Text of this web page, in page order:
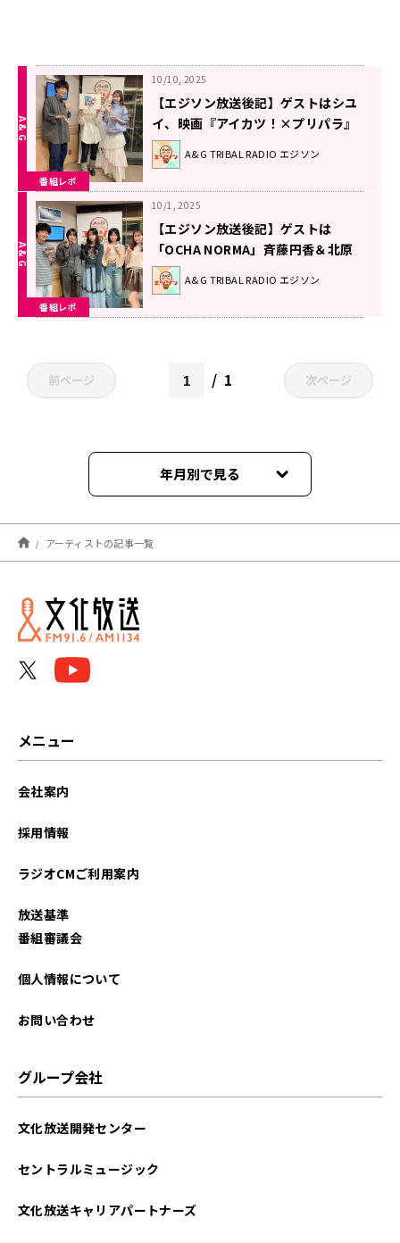
番組レポ
10/10, 2025
【エジソン放送後記】ゲストはシユ
イ、映画『アイカツ！×プリパラ』
下地紫野 2025年10月4日放送回
A&G TRIBAL RADIO エジソン
番組レポ
10/1, 2025
【エジソン放送後記】ゲストは
「OCHA NORMA」斉藤円香＆北原
もも＆筒井澪心、「GLASGOW」ア
ラタニ 2025年9月27日放送回
A&G TRIBAL RADIO エジソン
前ページ 1 次ページ
年月別で見る
2026年07月
2026年06月
2026年05月
2025年08月
2025年05月
アーティストの記事一覧
メニュー
会社案内
採用情報
ラジオCMご利用案内
放送基準
番組審議会
個人情報について
お問い合わせ
グループ会社
文化放送開発センター
セントラルミュージック
文化放送キャリアパートナーズ